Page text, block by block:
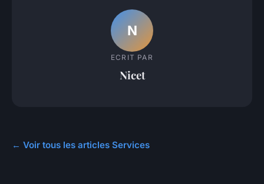
N
ECRIT PAR
Nicet
← Voir tous les articles Services